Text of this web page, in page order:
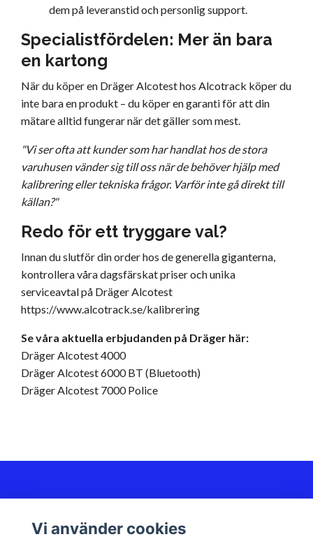
dem på leveranstid och personlig support.
Specialistfördelen: Mer än bara
en kartong
När du köper en Dräger Alcotest hos Alcotrack köper du
inte bara en produkt – du köper en garanti för att din
mätare alltid fungerar när det gäller som mest.
"Vi ser ofta att kunder som har handlat hos de stora
varuhusen vänder sig till oss när de behöver hjälp med
kalibrering eller tekniska frågor. Varför inte gå direkt till
källan?"
Redo för ett tryggare val?
Innan du slutför din order hos de generella giganterna,
kontrollera våra dagsfärskat priser och unika
serviceavtal på Dräger Alcotest
https://www.alcotrack.se/kalibrering
Se våra aktuella erbjudanden på Dräger här:
Dräger Alcotest 4000
Dräger Alcotest 6000 BT (Bluetooth)
Dräger Alcotest 7000 Police
Vi använder cookies